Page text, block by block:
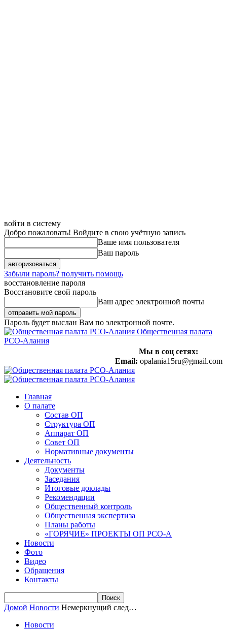
войти в систему
Добро пожаловать! Войдите в свою учётную запись
Ваше имя пользователя
Ваш пароль
Забыли пароль? получить помощь
восстановление пароля
Восстановите свой пароль
Ваш адрес электронной почты
Пароль будет выслан Вам по электронной почте.
Общественная палата
РСО-Алания
Мы в соц сетях:
Email: opalania15ru@gmail.com
Главная
О палате
Состав ОП
Структура ОП
Аппарат ОП
Совет ОП
Нормативные документы
Деятельность
Документы
Заседания
Итоговые доклады
Рекомендации
Общественный контроль
Общественная экспертиза
Планы работы
«ГОРЯЧИЕ» ПРОЕКТЫ ОП РСО-А
Новости
Фото
Видео
Обращения
Контакты
Домой Новости Немеркнущий след…
Новости